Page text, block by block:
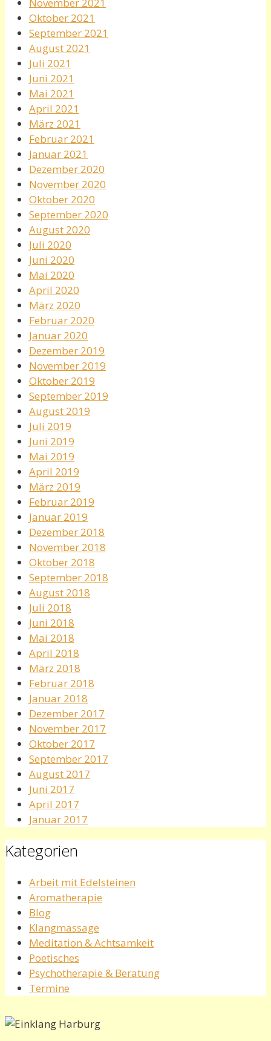
Oktober 2021
September 2021
August 2021
Juli 2021
Juni 2021
Mai 2021
April 2021
März 2021
Februar 2021
Januar 2021
Dezember 2020
November 2020
Oktober 2020
September 2020
August 2020
Juli 2020
Juni 2020
Mai 2020
April 2020
März 2020
Februar 2020
Januar 2020
Dezember 2019
November 2019
Oktober 2019
September 2019
August 2019
Juli 2019
Juni 2019
Mai 2019
April 2019
März 2019
Februar 2019
Januar 2019
Dezember 2018
November 2018
Oktober 2018
September 2018
August 2018
Juli 2018
Juni 2018
Mai 2018
April 2018
März 2018
Februar 2018
Januar 2018
Dezember 2017
November 2017
Oktober 2017
September 2017
August 2017
Juni 2017
April 2017
Januar 2017
Kategorien
Arbeit mit Edelsteinen
Aromatherapie
Blog
Klangmassage
Meditation & Achtsamkeit
Poetisches
Psychotherapie & Beratung
Termine